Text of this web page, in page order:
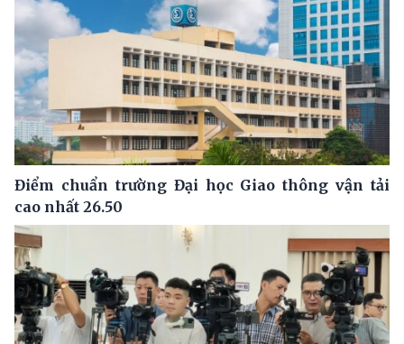
Điểm chuẩn trường Đại học Giao thông vận tải
cao nhất 26.50